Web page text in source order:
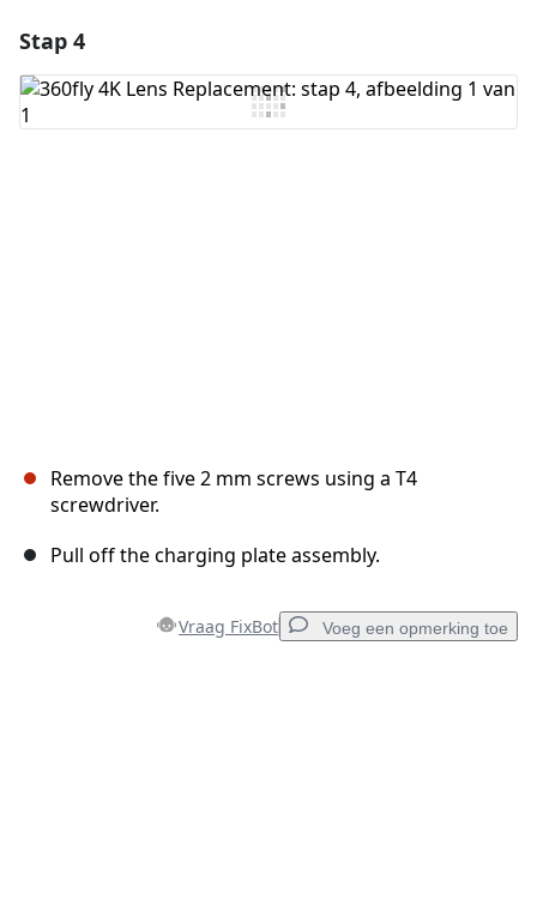
Voeg opmerking toe
Stap 4
Remove the five 2 mm screws using a T4
screwdriver.
Pull off the charging plate assembly.
Vraag FixBot Voeg een opmerking toe